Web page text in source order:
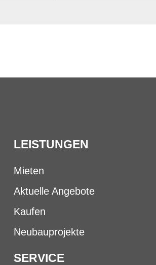
LEISTUNGEN
Mieten
Aktuelle Angebote
Kaufen
Neubauprojekte
SERVICE